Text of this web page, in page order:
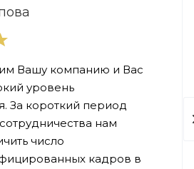
Вашу компанию и Вас
уровень
За короткий период
нам
число
кадров в